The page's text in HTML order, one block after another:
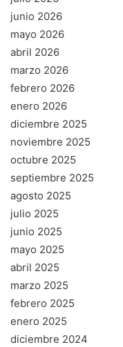
junio 2026
mayo 2026
abril 2026
marzo 2026
febrero 2026
enero 2026
diciembre 2025
noviembre 2025
octubre 2025
septiembre 2025
agosto 2025
julio 2025
junio 2025
mayo 2025
abril 2025
marzo 2025
febrero 2025
enero 2025
diciembre 2024